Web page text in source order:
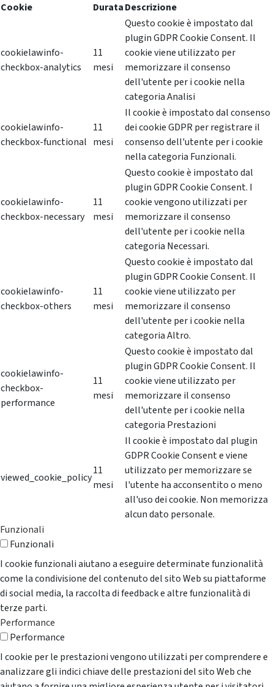
Cookie
DurataDescrizione
cookielawinfo-
checkbox-analytics
11
mesi
Questo cookie è impostato dal
plugin GDPR Cookie Consent. Il
cookie viene utilizzato per
memorizzare il consenso
dell'utente per i cookie nella
categoria Analisi
cookielawinfo-
checkbox-functional
11
mesi
Il cookie è impostato dal consenso
dei cookie GDPR per registrare il
consenso dell'utente per i cookie
nella categoria Funzionali.
cookielawinfo-
checkbox-necessary
11
mesi
Questo cookie è impostato dal
plugin GDPR Cookie Consent. I
cookie vengono utilizzati per
memorizzare il consenso
dell'utente per i cookie nella
categoria Necessari.
cookielawinfo-
checkbox-others
11
mesi
Questo cookie è impostato dal
plugin GDPR Cookie Consent. Il
cookie viene utilizzato per
memorizzare il consenso
dell'utente per i cookie nella
categoria Altro.
cookielawinfo-
checkbox-
performance
11
mesi
Questo cookie è impostato dal
plugin GDPR Cookie Consent. Il
cookie viene utilizzato per
memorizzare il consenso
dell'utente per i cookie nella
categoria Prestazioni
viewed_cookie_policy
11
mesi
Il cookie è impostato dal plugin
GDPR Cookie Consent e viene
utilizzato per memorizzare se
l'utente ha acconsentito o meno
all'uso dei cookie. Non memorizza
alcun dato personale.
Funzionali
Funzionali
I cookie funzionali aiutano a eseguire determinate funzionalità
come la condivisione del contenuto del sito Web su piattaforme
di social media, la raccolta di feedback e altre funzionalità di
terze parti.
Performance
Performance
I cookie per le prestazioni vengono utilizzati per comprendere e
analizzare gli indici chiave delle prestazioni del sito Web che